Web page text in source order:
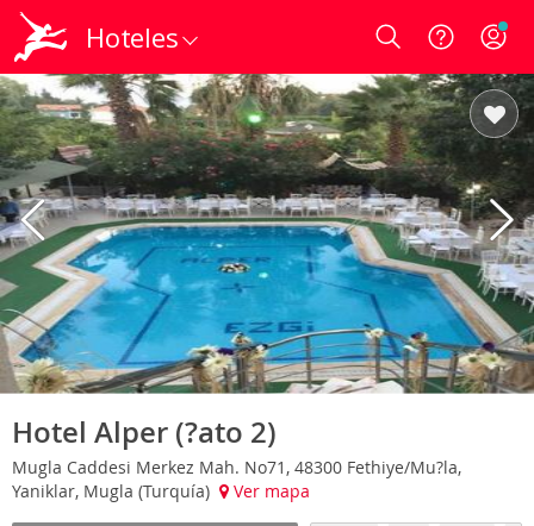
Hoteles Login
Hotel Alper (?ato 2)
Mugla Caddesi Merkez Mah. No71, 48300 Fethiye/Mu?la,
Yaniklar, Mugla (Turquía)
Ver mapa